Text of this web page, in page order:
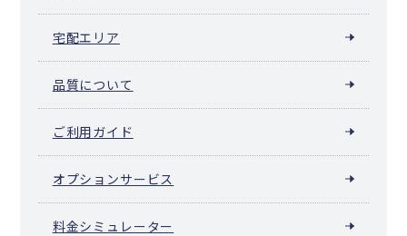
宅配エリア
品質について
ご利用ガイド
オプションサービス
料金シミュレーター